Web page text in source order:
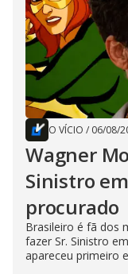
O VÍCIO / 06/08/
Wagner
Sinistro
procurado
Brasileiro é fã dos
fazer Sr. Sinistro
apareceu primeiro